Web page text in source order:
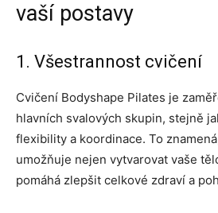
vaší postavy
1. Všestrannost cvičení
Cvičení Bodyshape Pilates je
hlavních svalových skupin, stejně
flexibility a koordinace. To
umožňuje nejen vytvarovat vaše
pomáhá zlepšit celkové zdraví a